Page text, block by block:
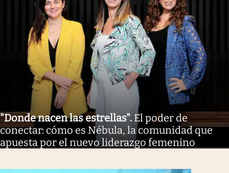
"Donde nacen las estrellas". El poder de
conectar: cómo es Nébula, la comunidad que
apuesta por el nuevo liderazgo femenino